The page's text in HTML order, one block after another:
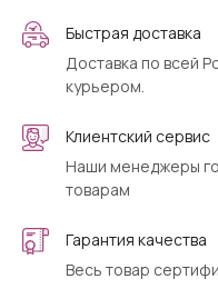
Быстрая доставка
Доставка по всей
курьером.
Клиентский сервис
Наши менеджеры
товарам
Гарантия качества
Весь товар